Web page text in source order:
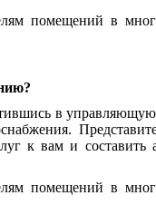
помещений в
в
к вам и
помещений в